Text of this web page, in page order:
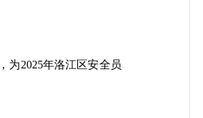
为2025年洛江区安全员